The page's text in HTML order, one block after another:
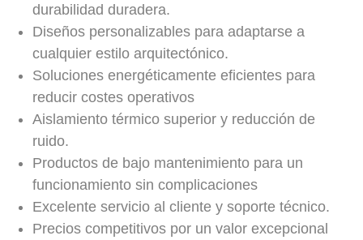
durabilidad duradera.
Diseños personalizables para adaptarse a
cualquier estilo arquitectónico.
Soluciones energéticamente eficientes para
reducir costes operativos
Aislamiento térmico superior y reducción de
ruido.
Productos de bajo mantenimiento para un
funcionamiento sin complicaciones
Excelente servicio al cliente y soporte técnico.
Precios competitivos por un valor excepcional